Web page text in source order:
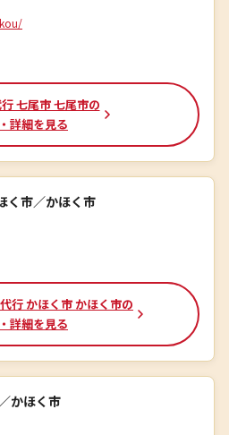
七尾市 七尾市の
詳細を見る
く市／かほく市
行 かほく市 かほく市の
詳細を見る
かほく市